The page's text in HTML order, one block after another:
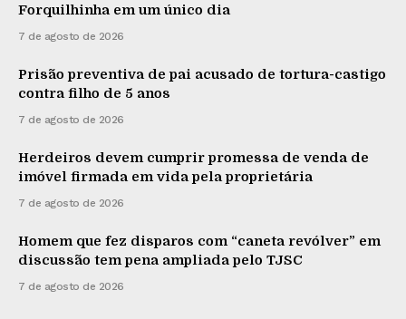
Forquilhinha em um único dia
7 de agosto de 2026
Prisão preventiva de pai acusado de tortura-castigo
contra filho de 5 anos
7 de agosto de 2026
Herdeiros devem cumprir promessa de venda de
imóvel firmada em vida pela proprietária
7 de agosto de 2026
Homem que fez disparos com “caneta revólver” em
discussão tem pena ampliada pelo TJSC
7 de agosto de 2026